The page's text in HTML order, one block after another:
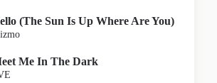
(The Sun Is Up Where Are You)
Me In The Dark